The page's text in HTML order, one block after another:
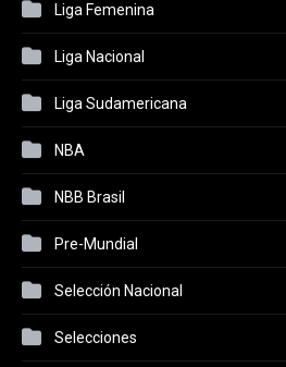
Liga Femenina
Liga Nacional
Liga Sudamericana
NBA
NBB Brasil
Pre-Mundial
Selección Nacional
Selecciones